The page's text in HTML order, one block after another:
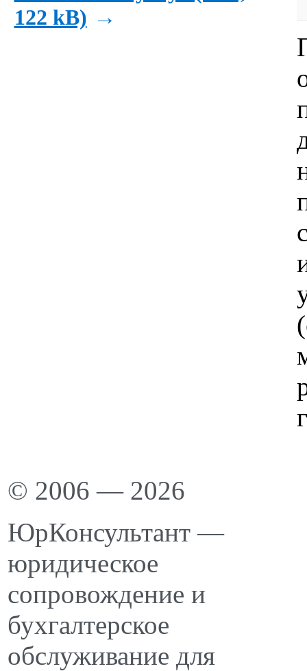
122 kB) →
© 2006 — 2026
ЮрКонсультант —
юридическое
сопровождение и
бухгалтерское
обслуживание для